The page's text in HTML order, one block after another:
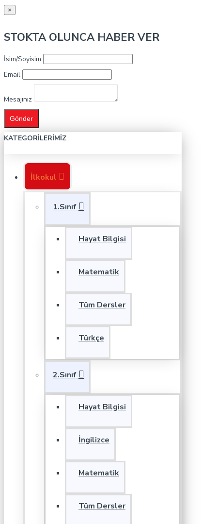
×
STOKTA OLUNCA HABER VER
İsim/Soyisim
Email
Mesajınız
Gönder
KATEGORILERIMIZ
İlkokul
1.Sınıf
Hayat Bilgisi
Matematik
Tüm Dersler
Türkçe
2.Sınıf
Hayat Bilgisi
İngilizce
Matematik
Tüm Dersler